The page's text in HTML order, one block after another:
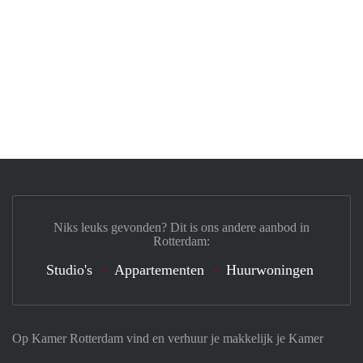
Op Kamer Rotterdam vind en verhuur je makkelijk je Kamer
Niks leuks gevonden? Dit is ons andere aanbod in
Rotterdam:
Studio's Appartementen Huurwoningen